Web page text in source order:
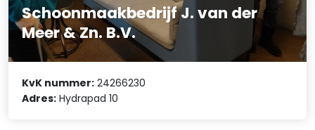
Schoonmaakbedrijf J. van der
Meer & Zn. B.V.
KvK nummer: 24266230
Adres: Hydrapad 10